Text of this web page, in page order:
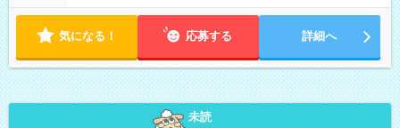
気になる！ 応募する 詳細へ
未読